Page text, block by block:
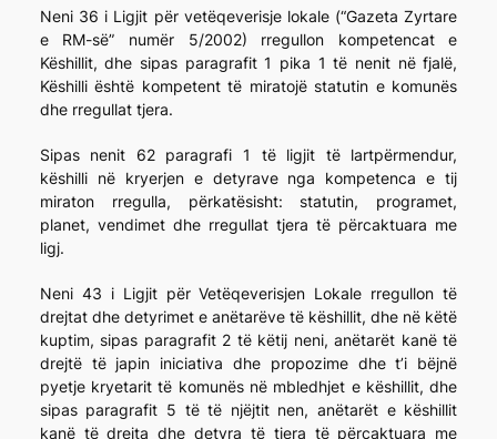
Neni 36 i Ligjit për vetëqeverisje lokale (“Gazeta Zyrtare
e RM-së” numër 5/2002) rregullon kompetencat e
Këshillit, dhe sipas paragrafit 1 pika 1 të nenit në fjalë,
Këshilli është kompetent të miratojë statutin e komunës
dhe rregullat tjera.
Sipas nenit 62 paragrafi 1 të ligjit të lartpërmendur,
këshilli në kryerjen e detyrave nga kompetenca e tij
miraton rregulla, përkatësisht: statutin, programet,
planet, vendimet dhe rregullat tjera të përcaktuara me
ligj.
Neni 43 i Ligjit për Vetëqeverisjen Lokale rregullon të
drejtat dhe detyrimet e anëtarëve të këshillit, dhe në këtë
kuptim, sipas paragrafit 2 të këtij neni, anëtarët kanë të
drejtë të japin iniciativa dhe propozime dhe t’i bëjnë
pyetje kryetarit të komunës në mbledhjet e këshillit, dhe
sipas paragrafit 5 të të njëjtit nen, anëtarët e këshillit
kanë të drejta dhe detyra të tjera të përcaktuara me